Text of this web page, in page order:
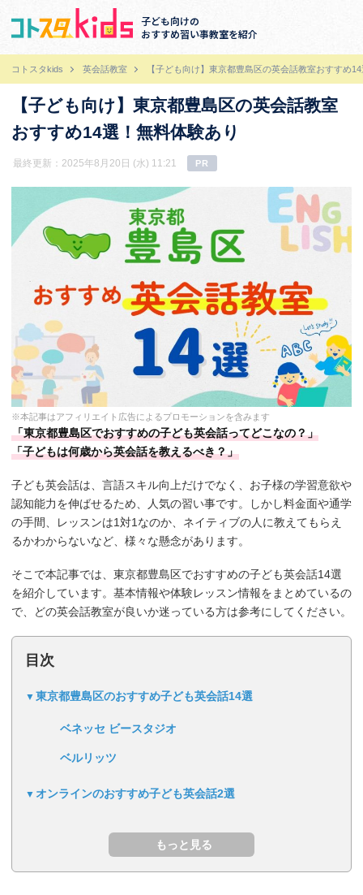
子ども向けの
おすすめ習い事教室を紹介
コトスタkids 英会話教室 【子ども向け】東京都豊島区の英会話教室おすすめ
【子ども向け】東京都豊島区の英会話教室
おすすめ14選！無料体験あり
最終更新：2025年8月20日 (水) 11:21 PR
※本記事はアフィリエイト広告によるプロモーションを含みます
「東京都豊島区でおすすめの子ども英会話ってどこなの？」
「子どもは何歳から英会話を教えるべき？」
子ども英会話は、言語スキル向上だけでなく、お子様の学習意欲や
認知能力を伸ばせるため、人気の習い事です。しかし料金面や通学
の手間、レッスンは1対1なのか、ネイティブの人に教えてもらえ
るかわからないなど、様々な懸念があります。
そこで本記事では、東京都豊島区でおすすめの子ども英会話14選
を紹介しています。基本情報や体験レッスン情報をまとめているの
で、どの英会話教室が良いか迷っている方は参考にしてください。
目次
東京都豊島区のおすすめ子ども英会話14選
ベネッセ ビースタジオ
ベルリッツ
オンラインのおすすめ子ども英会話2選